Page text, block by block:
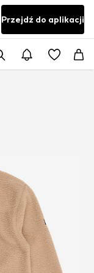
Przejdź do aplikacji